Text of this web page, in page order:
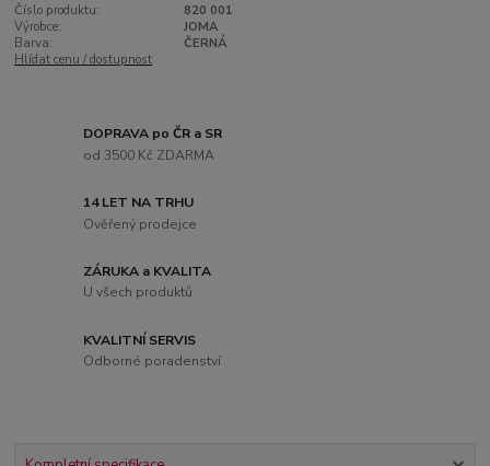
Číslo produktu:
820 001
Výrobce:
JOMA
Barva:
ČERNÁ
Hlídat cenu / dostupnost
DOPRAVA po ČR a SR
od 3500 Kč ZDARMA
14 LET NA TRHU
Ověřený prodejce
ZÁRUKA a KVALITA
U všech produktů
KVALITNÍ SERVIS
Odborné poradenství